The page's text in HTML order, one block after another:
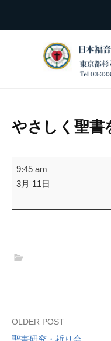
やさしく聖書
や
さ
く
9:45 am
3月 11日
Post
OLDER POST
聖書研究・祈り会